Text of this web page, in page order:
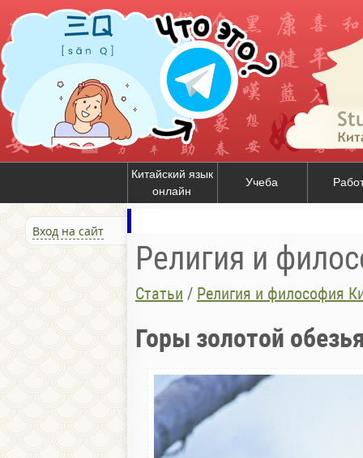
Китайский язык
онлайн
Учеба
Вход на сайт
Религия и
Статьи / Религия и философия
Горы золотой